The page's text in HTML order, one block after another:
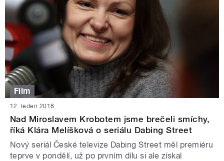
Film
12. leden 2018
Nad Miroslavem Krobotem jsme brečeli smíchy,
říká Klára Melíšková o seriálu Dabing Street
Nový seriál České televize Dabing Street měl premiéru
teprve v pondělí, už po prvním dílu si ale získal